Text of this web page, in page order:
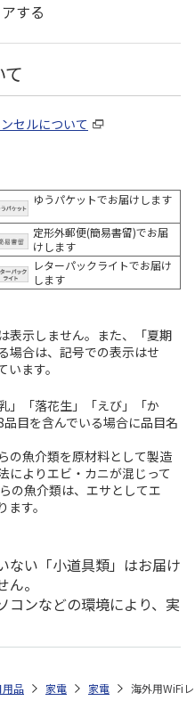
する
セルについて
ゆうパケットでお届けします
定形外郵便(簡易書留)でお届
けします
レターパックライトでお届け
します
表示しません。また、「夏期
場合は、記号での表示はせ
ます。
」「落花生」「えび」「か
目を含んでいる場合に品目名
の魚介類を原材料として製造
によりエビ・カニが混じって
の魚介類は、エサとしてエ
す。
ない「小道具類」はお届け
。
コンなどの環境により、実
用品 家電 家電 海外用WiFi